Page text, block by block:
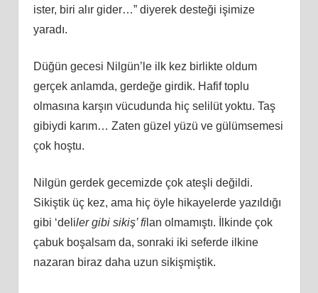
ister, biri alır gider…” diyerek desteği işimize
yaradı.
Düğün gecesi Nilgün’le ilk kez birlikte oldum
gerçek anlamda, gerdeğe girdik. Hafif toplu
olmasına karşın vücudunda hiç selilüt yoktu. Taş
gibiydi karım… Zaten güzel yüzü ve gülümsemesi
çok hoştu.
Nilgün gerdek gecemizde çok ateşli değildi.
Sikiştik üç kez, ama hiç öyle hikayelerde yazıldığı
gibi ‘deliler gibi sikiş’ filan olmamıştı. İlkinde çok
çabuk boşalsam da, sonraki iki seferde ilkine
nazaran biraz daha uzun sikişmiştik.